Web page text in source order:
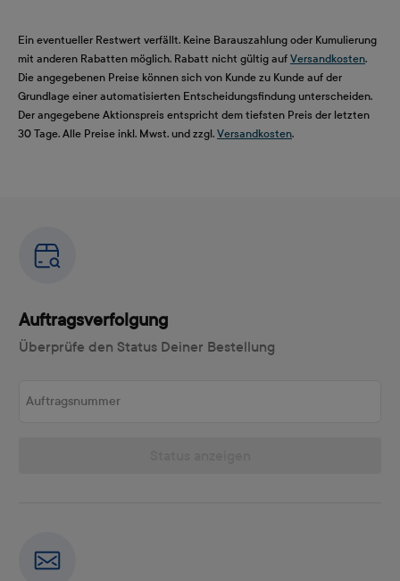
Ein eventueller Restwert verfällt. Keine Barauszahlung oder Kumulierung
mit anderen Rabatten möglich. Rabatt nicht gültig auf Versandkosten.
Die angegebenen Preise können sich von Kunde zu Kunde auf der
Grundlage einer automatisierten Entscheidungsfindung unterscheiden.
Der angegebene Aktionspreis entspricht dem tiefsten Preis der letzten
30 Tage. Alle Preise inkl. Mwst. und zzgl. Versandkosten.
Auftragsverfolgung
Überprüfe den Status Deiner Bestellung